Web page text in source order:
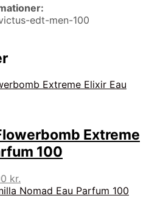
edt-men-100
Extreme
100
kr.
aktuelle